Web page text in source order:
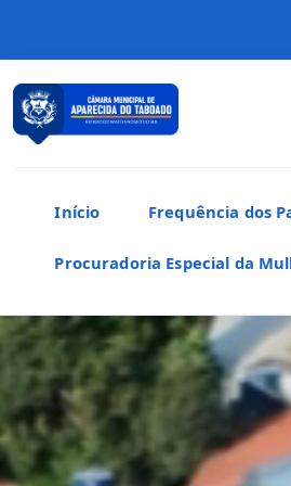
Início Frequência dos
Procuradoria Especial da
CÂMARA
Aparecida